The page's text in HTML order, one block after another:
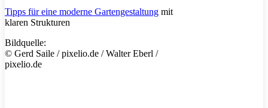
Tipps für eine moderne Gartengestaltung mit
klaren Strukturen
Bildquelle:
© Gerd Saile / pixelio.de / Walter Eberl /
pixelio.de